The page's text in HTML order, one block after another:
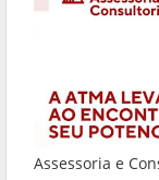
Assessoria e